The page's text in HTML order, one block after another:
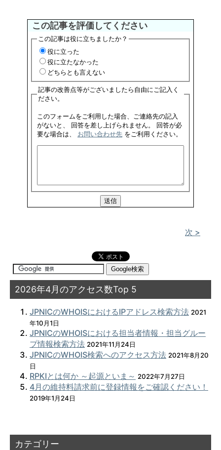
この記事を評価してください
この記事は役に立ちましたか？
役に立った
役に立たなかった
どちらとも言えない
記事の改善点等がございましたら自由にご記入く
ださい。
このフォームをご利用した場合、ご連絡先の記入
がないと、 回答を差し上げられません。 回答が必
要な場合は、 お問い合わせ先 をご利用ください。
次 >
2026年4月のアクセス数Top 5
JPNICのWHOISにおけるIPアドレス検索方法 2021
年10月1日
JPNICのWHOISにおける担当者情報・担当グルー
プ情報検索方法 2021年11月24日
JPNICのWHOIS検索へのアクセス方法 2021年8月20
日
RPKIとは何か ～起源といま～ 2022年7月27日
4月の維持料請求前に登録情報をご確認ください！
2019年1月24日
カテゴリー